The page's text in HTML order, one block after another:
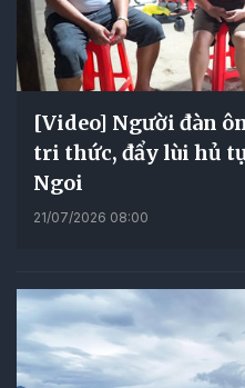
[Video] Người đàn
tri thức, đẩy lùi hủ
Ngoi
21/07/2026 08:00